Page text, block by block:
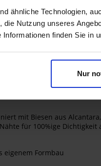
ähnliche Technologien,
die Nutzung unseres
Informationen finden Sie in
Nur
mit Biesen aus Alcantara,
für 100%ige
eigenem Formbau